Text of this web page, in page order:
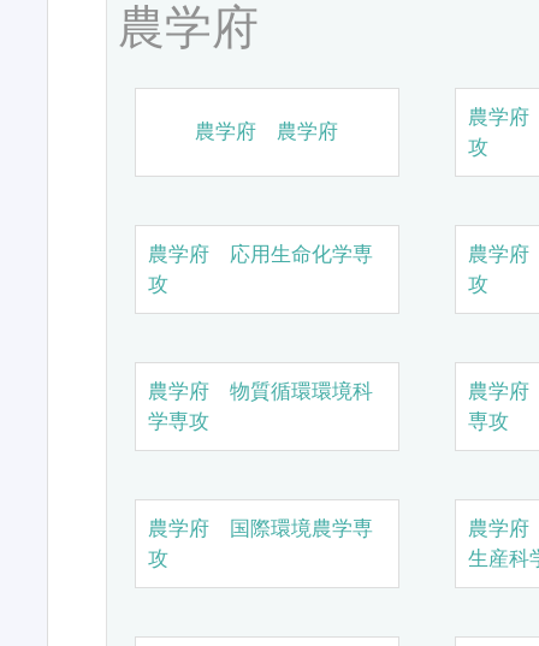
農学府
農学府 農学府
農学
攻
農学府 応用生命化学専
攻
農学
攻
農学府 物質循環環境科
学専攻
農学
専攻
農学府 国際環境農学専
攻
農学
生産科